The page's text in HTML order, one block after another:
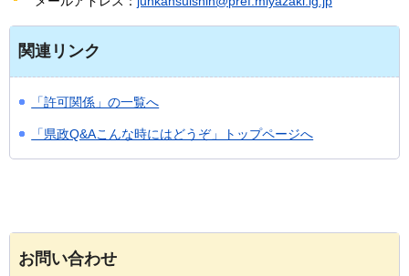
関連リンク
「許可関係」の一覧へ
「県政Q&Aこんな時にはどうぞ」トップページへ
お問い合わせ